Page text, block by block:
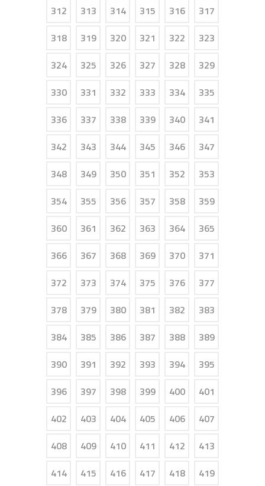
312
313 314 315 316
317
318
319 320 321 322
323
324
325 326 327 328
329
330
331 332 333 334
335
336
337 338 339 340
341
342
343 344 345 346
347
348
349 350 351 352
353
354
355 356 357 358
359
360
361 362 363 364
365
366
367 368 369 370
371
372
373 374 375 376
377
378
379 380 381 382
383
384
385 386 387 388
389
390
391 392 393 394
395
396
397 398 399 400
401
402
403 404 405 406
407
408
409 410 411 412
413
414
415 416 417 418 419